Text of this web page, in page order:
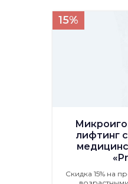
15%
лифтинг
Скидка 15% на